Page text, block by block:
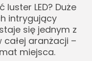
LED? Duże
intrygujący
się jednym z
aranżacji –
miejsca.